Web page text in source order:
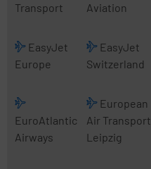
Transport
Aviation
EasyJet
Europe
EasyJet
Switzerland
EuroAtlantic
Airways
European
Air Transport
Leipzig